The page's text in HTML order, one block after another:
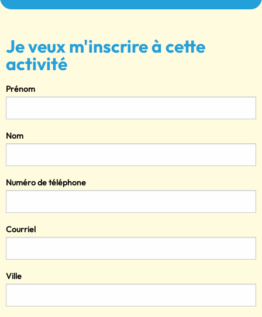
Je veux m'inscrire à cette
activité
Prénom
Nom
Numéro de téléphone
Courriel
Ville